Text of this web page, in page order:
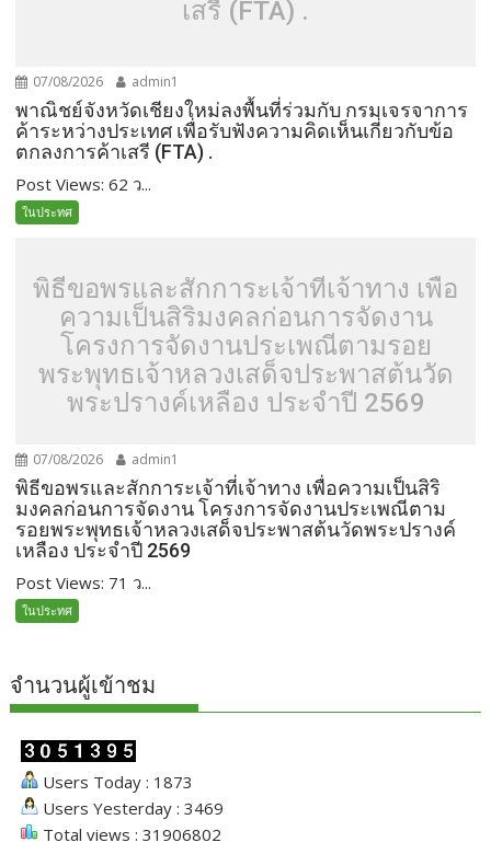
เสรี (FTA) .
07/08/2026 admin1
พาณิชย์จังหวัดเชียงใหม่ลงพื้นที่ร่วมกับ กรมเจรจาการ
ค้าระหว่างประเทศ เพื่อรับฟังความคิดเห็นเกี่ยวกับข้อ
ตกลงการค้าเสรี (FTA) .
Post Views: 62 ว...
ในประทศ
พิธีขอพรและสักการะเจ้าที่เจ้าทาง เพื่อ
ความเป็นสิริมงคลก่อนการจัดงาน
โครงการจัดงานประเพณีตามรอย
พระพุทธเจ้าหลวงเสด็จประพาสต้นวัด
พระปรางค์เหลือง ประจำปี 2569
07/08/2026 admin1
พิธีขอพรและสักการะเจ้าที่เจ้าทาง เพื่อความเป็นสิริ
มงคลก่อนการจัดงาน โครงการจัดงานประเพณีตาม
รอยพระพุทธเจ้าหลวงเสด็จประพาสต้นวัดพระปรางค์
เหลือง ประจำปี 2569
Post Views: 71 ว...
ในประทศ
จำนวนผู้เข้าชม
Users Today : 1873
Users Yesterday : 3469
Total views : 31906802